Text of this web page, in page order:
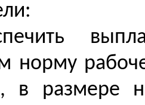
норму
в размере